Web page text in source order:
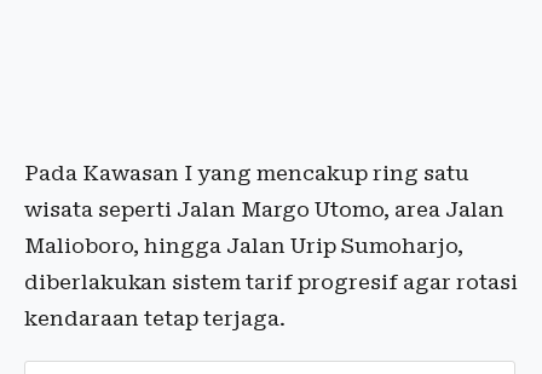
Pada Kawasan I yang mencakup ring satu
wisata seperti Jalan Margo Utomo, area Jalan
Malioboro, hingga Jalan Urip Sumoharjo,
diberlakukan sistem tarif progresif agar rotasi
kendaraan tetap terjaga.